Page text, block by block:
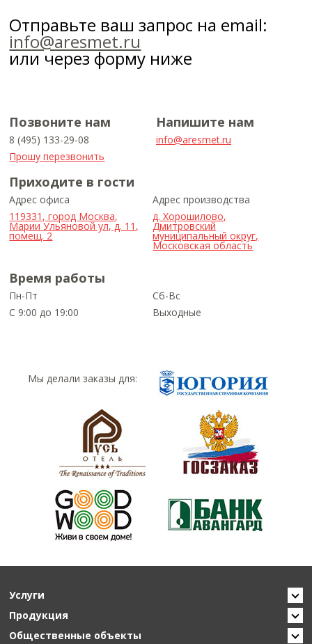
Отправьте ваш запрос на email:
info@aresmet.ru
или через форму ниже
Позвоните нам
8 (495) 133-29-08
Прошу перезвонить
Напишите нам
info@aresmet.ru
Приходите в гости
Адрес офиса
119331, город Москва,
Марии Ульяновой ул, д. 11,
помещ. 2
Адрес производства
д. Хорошилово,
Дмитровский
муниципальный округ,
Московская область
Время работы
Пн-Пт
С 9:00 до 19:00
Сб-Вс
Выходные
Мы делали заказы для:
Услуги
Продукция
Общественные объекты